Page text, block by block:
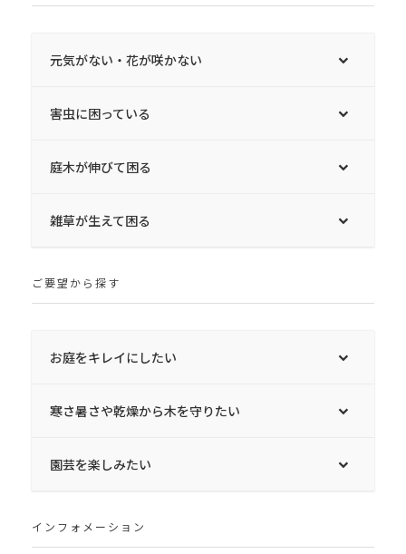
元気がない・花が咲かない
害虫に困っている
庭木が伸びて困る
雑草が生えて困る
ご要望から探す
お庭をキレイにしたい
寒さ暑さや乾燥から木を守りたい
園芸を楽しみたい
インフォメーション